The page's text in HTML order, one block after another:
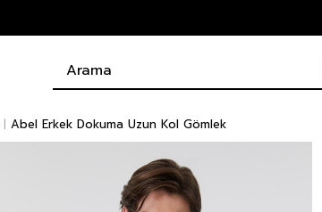
Abel Erkek Dokuma Uzun Kol Gömlek